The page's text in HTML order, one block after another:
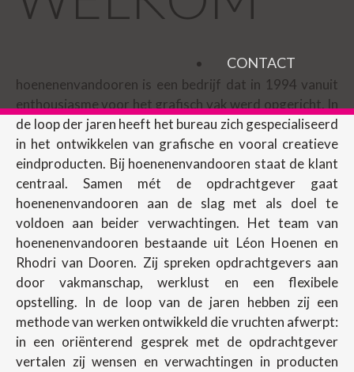
CONTACT
hoenenenvandooren is een bedrijf dat in 1994 vanuit
enthousiasme voor het grafisch vak werd opgericht. In
de loop der jaren heeft het bureau zich gespecialiseerd
in het ontwikkelen van grafische en vooral creatieve
eindproducten. Bij hoenenenvandooren staat de klant
centraal. Samen mét de opdrachtgever gaat
hoenenenvandooren aan de slag met als doel te
voldoen aan beider verwachtingen. Het team van
hoenenenvandooren bestaande uit Léon Hoenen en
Rhodri van Dooren. Zij spreken opdrachtgevers aan
door vakmanschap, werklust en een flexibele
opstelling. In de loop van de jaren hebben zij een
methode van werken ontwikkeld die vruchten afwerpt:
in een oriënterend gesprek met de opdrachtgever
vertalen zij wensen en verwachtingen in producten